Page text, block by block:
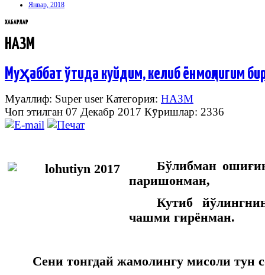
Январ, 2018
ХАБАРЛАР
НАЗМ
Муҳаббат ўтида куйдим, келиб ёнмоқлигим
Муаллиф: Super userКатегория: НАЗМ
Чоп этилган 07 Декабр 2017 Кӯришлар: 2336
Бўлибман
паришонман,
Кутиб
чашми гирёнман.
Сени тонгдай жамолингу мисоли тун